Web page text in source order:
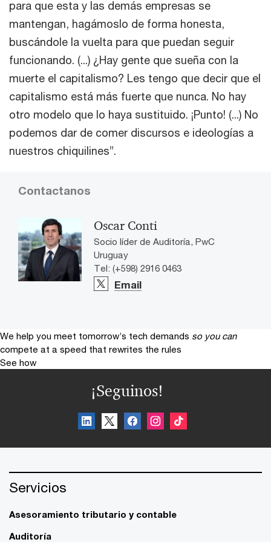
para que esta y las demás empresas se
mantengan, hagámoslo de forma honesta,
buscándole la vuelta para que puedan seguir
funcionando. (...) ¿Hay gente que sueña con la
muerte el capitalismo? Les tengo que decir que el
capitalismo está más fuerte que nunca. No hay
otro modelo que lo haya sustituido. ¡Punto! (...) No
podemos dar de comer discursos e ideologías a
nuestros chiquilines”.
Contactanos
Oscar Conti
Socio líder de Auditoría, PwC
Uruguay
Tel: (+598) 2916 0463
Email
We help you meet tomorrow’s tech demands so you can
compete at a speed that rewrites the rules
See how
¡Seguinos!
Servicios
Asesoramiento tributario y contable
Auditoría